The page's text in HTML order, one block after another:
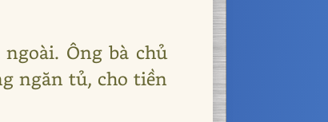
Ông bà chủ
ngăn tủ, cho tiền